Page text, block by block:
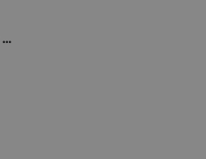
Albańczycy przewodnik ksenofoba